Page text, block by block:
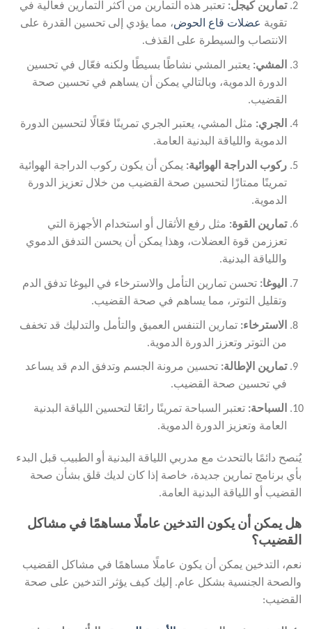
تمارين كيجل: تعتبر هذه التمارين من أكثر التمارين فعالية في
تقوية عضلات قاع الحوض، مما يؤدي إلى تحسين القدرة على
الانتصاب والسيطرة على القذف.
المشي: يعتبر المشي نشاطًا بسيطًا ولكنه فعّال في تحسين
الدورة الدموية، وبالتالي يمكن أن يساهم في تحسين صحة
القضيب.
الجري: مثل المشي، يعتبر الجري تمرينًا فعّالًا لتحسين الدورة
الدموية واللياقة البدنية العامة.
ركوب الدراجة الهوائية: يمكن أن يكون ركوب الدراجة الهوائية
تمرينًا ممتازًا لتحسين صحة القضيب من خلال تعزيز الدورة
الدموية.
تمارين القوة: مثل رفع الأثقال أو استخدام الأجهزة التي
تعززمن قوة العضلات، وهذا يمكن أن يحسن التدفق الدموي
واللياقة البدنية.
اليوغا: تحسن تمارين التأمل والاسترخاء في اليوغا تدفق الدم
وتقليل التوتر، مما يساهم في صحة القضيب.
الاسترخاء: تمارين التنفس العميق والتأمل والتدليك قد تخفف
من التوتر وتعزز الدورة الدموية.
تمارين الإطالة: تحسين مرونة الجسم وتدفق الدم قد يساعد
في تحسين صحة القضيب.
السباحة: تعتبر السباحة تمرينًا رائعًا لتحسين اللياقة البدنية
العامة وتعزيز الدورة الدموية.
يُنصح دائمًا بالتحدث مع مدربي اللياقة البدنية أو الطبيب قبل البدء
بأي برنامج تمارين جديدة، خاصة إذا كان لديك قلق بشأن صحة
القضيب أو اللياقة البدنية العامة.
هل يمكن أن يكون التدخين عاملًا مساهمًا في مشاكل
القضيب؟
نعم، التدخين يمكن أن يكون عاملًا مساهمًا في مشاكل القضيب
والصحة الجنسية بشكل عام. إليك كيف يؤثر التدخين على صحة
القضيب: